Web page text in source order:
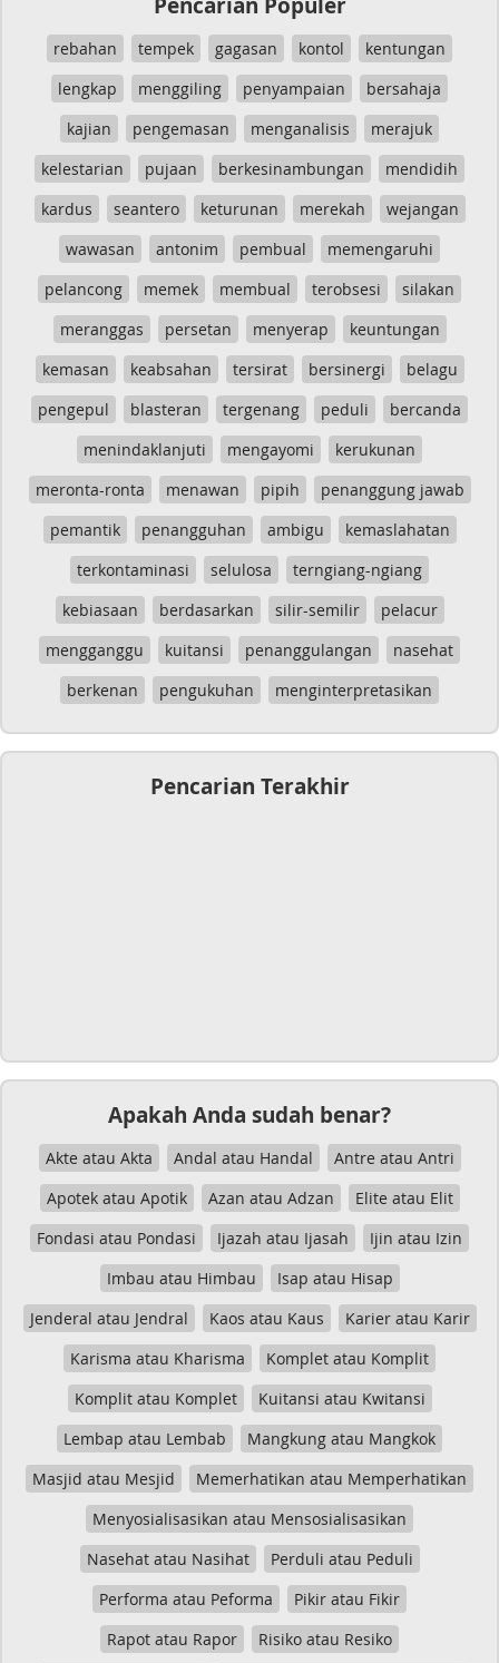
rebahan tempek gagasan kontol
kentungan
lengkap
menggiling penyampaian
bersahaja
kajian
pengemasan menganalisis
merajuk
kelestarian
pujaan berkesinambungan
mendidih
kardus
seantero keturunan merekah
wejangan
wawasan
antonim pembual
memengaruhi
pelancong
memek membual terobsesi
silakan
meranggas
persetan menyerap
keuntungan
kemasan
keabsahan tersirat bersinergi
belagu
pengepul
blasteran tergenang peduli
bercanda
menindaklanjuti
mengayomi
kerukunan
meronta-ronta
menawan pipih
penanggung jawab
pemantik
penangguhan ambigu
kemaslahatan
terkontaminasi
selulosa
terngiang-ngiang
kebiasaan
berdasarkan silir-semilir
pelacur
mengganggu
kuitansi penanggulangan
nasehat
berkenan
pengukuhan menginterpretasikan
Pencarian Terakhir
Apakah Anda sudah benar?
Akte atau Akta Andal atau Handal
Antre atau Antri
Apotek atau Apotik
Azan atau Adzan
Elite atau Elit
Fondasi atau Pondasi
Ijazah atau Ijasah
Ijin atau Izin
Imbau atau Himbau
Isap atau Hisap
Jenderal atau Jendral
Kaos atau Kaus
Karier atau Karir
Karisma atau Kharisma
Komplet atau Komplit
Komplit atau Komplet
Kuitansi atau Kwitansi
Lembap atau Lembab
Mangkung atau Mangkok
Masjid atau Mesjid
Memerhatikan atau Memperhatikan
Menyosialisasikan atau Mensosialisasikan
Nasehat atau Nasihat
Perduli atau Peduli
Performa atau Peforma
Pikir atau Fikir
Rapot atau Rapor
Risiko atau Resiko